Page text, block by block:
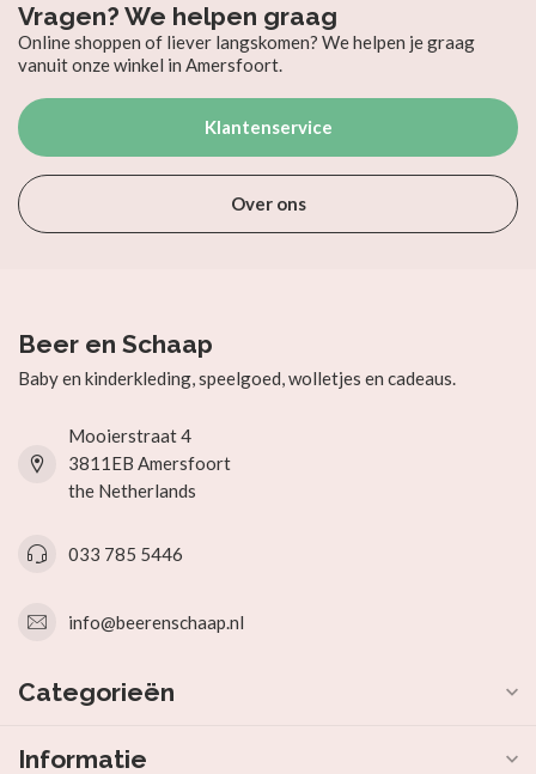
Vragen? We helpen graag
Online shoppen of liever langskomen? We helpen je graag
vanuit onze winkel in Amersfoort.
Klantenservice
Over ons
Beer en Schaap
Baby en kinderkleding, speelgoed, wolletjes en cadeaus.
Mooierstraat 4
3811EB Amersfoort
the Netherlands
033 785 5446
info@beerenschaap.nl
Categorieën
Informatie